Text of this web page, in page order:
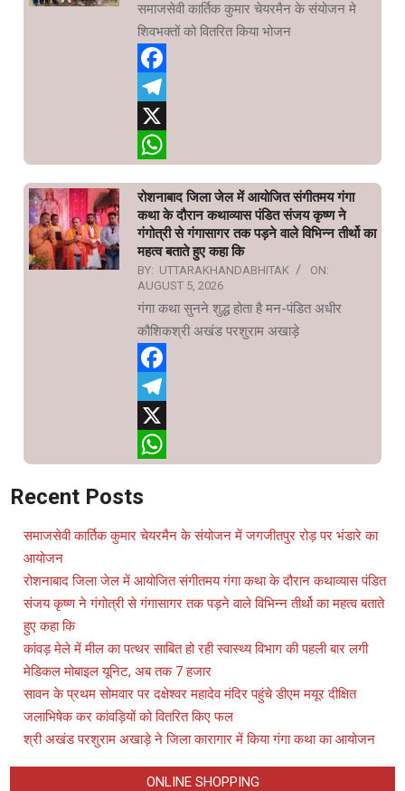
समाजसेवी कार्तिक कुमार चेयरमैन के संयोजन मे
शिवभक्तों को वितरित किया भोजन
Facebook
Telegram
X
रोशनाबाद जिला जेल में आयोजित संगीतमय गंगा
कथा के दौरान कथाव्यास पंडित संजय कृष्ण ने
गंगोत्री से गंगासागर तक पड़ने वाले विभिन्न तीर्थो का
महत्व बताते हुए कहा कि
BY: UTTARAKHANDABHITAK
ON:
AUGUST 5, 2026
गंगा कथा सुनने शुद्ध होता है मन-पंडित अधीर
कौशिकश्री अखंड परशुराम अखाड़े
Facebook
Telegram
X
Recent Posts
समाजसेवी कार्तिक कुमार चेयरमैन के संयोजन में जगजीतपुर रोड़ पर भंडारे का
आयोजन
रोशनाबाद जिला जेल में आयोजित संगीतमय गंगा कथा के दौरान कथाव्यास पंडित
संजय कृष्ण ने गंगोत्री से गंगासागर तक पड़ने वाले विभिन्न तीर्थो का महत्व बताते
हुए कहा कि
कांवड़ मेले में मील का पत्थर साबित हो रही स्वास्थ्य विभाग की पहली बार लगी
मेडिकल मोबाइल यूनिट, अब तक 7 हजार
सावन के प्रथम सोमवार पर दक्षेश्वर महादेव मंदिर पहुंचे डीएम मयूर दीक्षित
जलाभिषेक कर कांवड़ियों को वितरित किए फल
श्री अखंड परशुराम अखाड़े ने जिला कारागार में किया गंगा कथा का आयोजन
ONLINE SHOPPING